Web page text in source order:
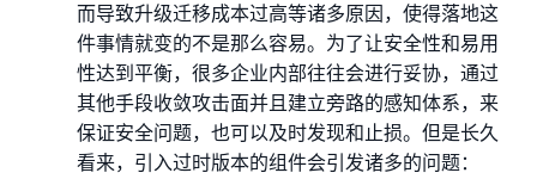
而导致升级迁移成本过高等诸多原因，使得落地这
件事情就变的不是那么容易。为了让安全性和易用
性达到平衡，很多企业内部往往会进行妥协，通过
其他手段收敛攻击面并且建立旁路的感知体系，来
保证安全问题，也可以及时发现和止损。但是⻓久
看来，引入过时版本的组件会引发诸多的问题：